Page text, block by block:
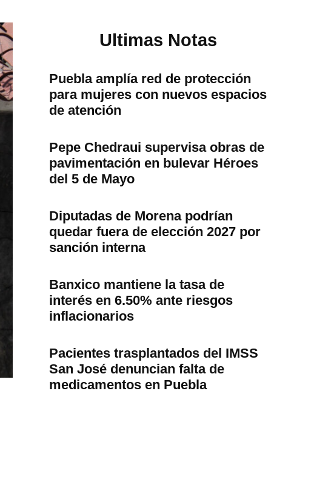
Ultimas Notas
Puebla amplía red de protección
para mujeres con nuevos espacios
de atención
Pepe Chedraui supervisa obras de
pavimentación en bulevar Héroes
del 5 de Mayo
Diputadas de Morena podrían
quedar fuera de elección 2027 por
sanción interna
Banxico mantiene la tasa de
interés en 6.50% ante riesgos
inflacionarios
Pacientes trasplantados del IMSS
San José denuncian falta de
medicamentos en Puebla